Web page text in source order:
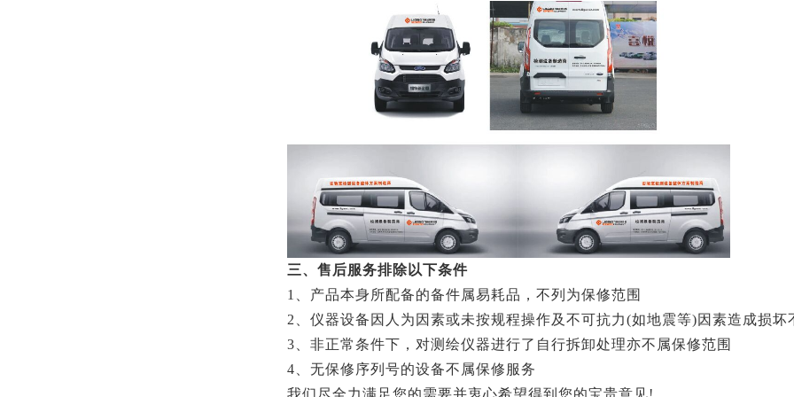
三、售后服务排除以下条件
1、产品本身所配备的备件属易耗品，不列为保修范围
2、仪器设备因人为因素或未按规程操作及不可抗力(如地震等)因素造成损坏
3、非正常条件下，对测绘仪器进行了自行拆卸处理亦不属保修范围
4、无保修序列号的设备不属保修服务
我们尽全力满足您的需要并衷心希望得到您的宝贵意见!